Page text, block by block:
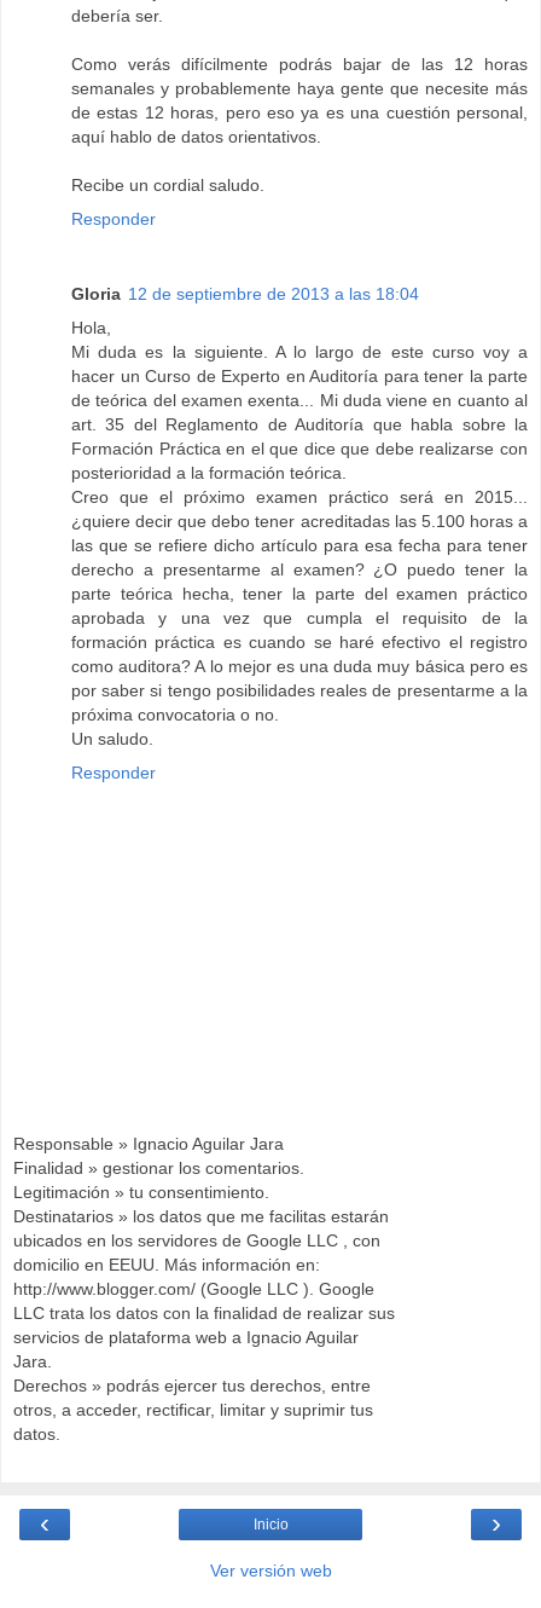
debería ser.
Como verás difícilmente podrás bajar de las 12 horas
semanales y probablemente haya gente que necesite más
de estas 12 horas, pero eso ya es una cuestión personal,
aquí hablo de datos orientativos.
Recibe un cordial saludo.
Responder
Gloria 12 de septiembre de 2013 a las 18:04
Hola,
Mi duda es la siguiente. A lo largo de este curso voy a
hacer un Curso de Experto en Auditoría para tener la parte
de teórica del examen exenta... Mi duda viene en cuanto al
art. 35 del Reglamento de Auditoría que habla sobre la
Formación Práctica en el que dice que debe realizarse con
posterioridad a la formación teórica.
Creo que el próximo examen práctico será en 2015...
¿quiere decir que debo tener acreditadas las 5.100 horas a
las que se refiere dicho artículo para esa fecha para tener
derecho a presentarme al examen? ¿O puedo tener la
parte teórica hecha, tener la parte del examen práctico
aprobada y una vez que cumpla el requisito de la
formación práctica es cuando se haré efectivo el registro
como auditora? A lo mejor es una duda muy básica pero es
por saber si tengo posibilidades reales de presentarme a la
próxima convocatoria o no.
Un saludo.
Responder
Responsable » Ignacio Aguilar Jara
Finalidad » gestionar los comentarios.
Legitimación » tu consentimiento.
Destinatarios » los datos que me facilitas estarán
ubicados en los servidores de Google LLC , con
domicilio en EEUU. Más información en:
http://www.blogger.com/ (Google LLC ). Google
LLC trata los datos con la finalidad de realizar sus
servicios de plataforma web a Ignacio Aguilar
Jara.
Derechos » podrás ejercer tus derechos, entre
otros, a acceder, rectificar, limitar y suprimir tus
datos.
‹ ›
Inicio
Ver versión web